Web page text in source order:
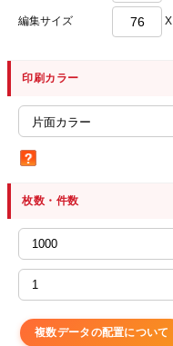
編集サイズ X
印刷カラー
枚数・件数
複数データの配置について